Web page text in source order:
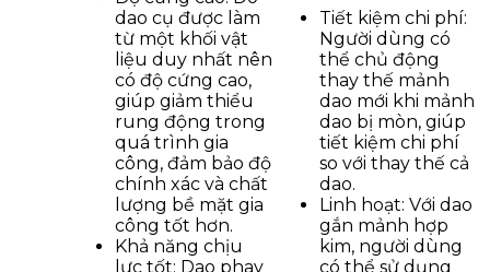
dao cụ được làm
từ một khối vật
liệu duy nhất nên
có độ cứng cao,
giúp giảm thiểu
rung động trong
quá trình gia
công, đảm bảo độ
chính xác và chất
lượng bề mặt gia
công tốt hơn.
Khả năng chịu
lực tốt: Dao phay
Tiết kiệm chi phí:
Người dùng có
thể chủ động
thay thế mảnh
dao mới khi mảnh
dao bị mòn, giúp
tiết kiệm chi phí
so với thay thế cả
dao.
Linh hoạt: Với dao
gắn mảnh hợp
kim, người dùng
có thể sử dụng